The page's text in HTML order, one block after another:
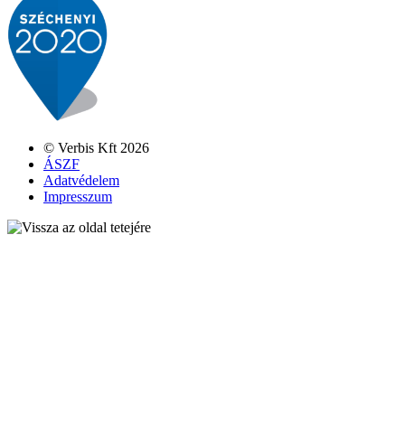
© Verbis Kft 2026
ÁSZF
Adatvédelem
Impresszum